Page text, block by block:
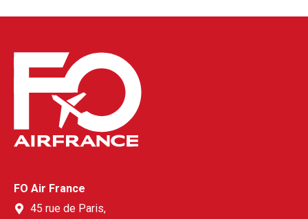
FO Air France
45 rue de Paris,